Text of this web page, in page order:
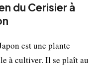
du Cerisier à
est une plante
à cultiver. Il se plaît au